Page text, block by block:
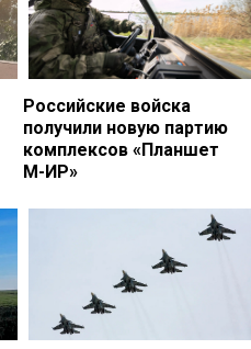
Российские войска
получили новую партию
комплексов «Планшет
М-ИР»